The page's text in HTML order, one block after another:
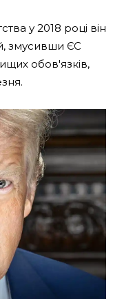
у 2018 році він
змусивши ЄС
обов'язків,